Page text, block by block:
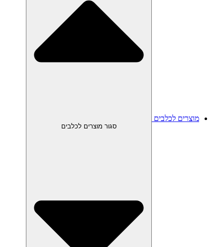
מוצרים לכלבים
סגור מוצרים לכלבים